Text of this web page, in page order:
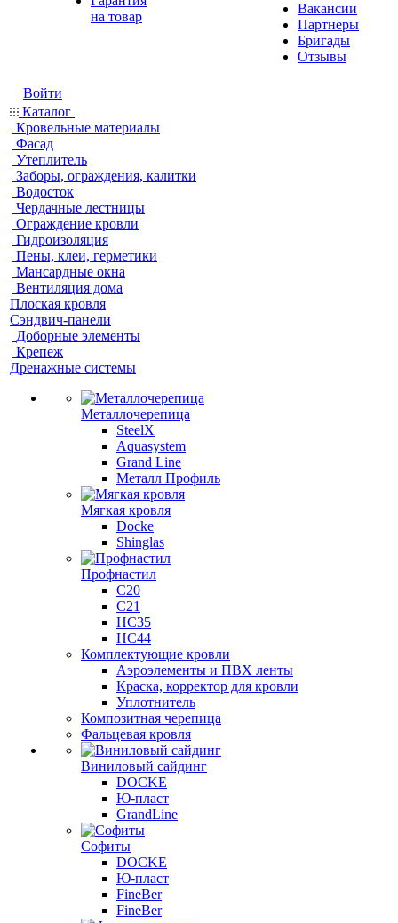
на товар
Вакансии
Партнеры
Бригады
Отзывы
Войти
Каталог
Кровельные материалы
Фасад
Утеплитель
Заборы, ограждения, калитки
Водосток
Чердачные лестницы
Ограждение кровли
Гидроизоляция
Пены, клеи, герметики
Мансардные окна
Вентиляция дома
Плоская кровля
Сэндвич-панели
Доборные элементы
Крепеж
Дренажные системы
Металлочерепица
SteelX
Aquasystem
Grand Line
Металл Профиль
Мягкая кровля
Docke
Shinglas
Профнастил
C20
C21
НС35
НС44
Комплектующие кровли
Аэроэлементы и ПВХ ленты
Краска, корректор для кровли
Уплотнитель
Композитная черепица
Фальцевая кровля
Виниловый сайдинг
DOCKE
Ю-пласт
GrandLine
Софиты
DOCKE
Ю-пласт
FineBer
FineBer